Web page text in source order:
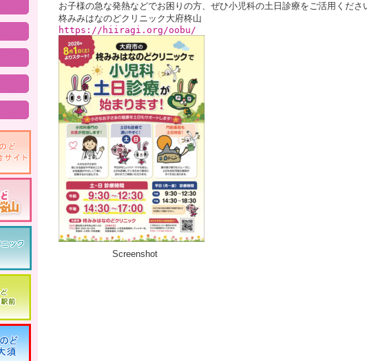
お子様の急な発熱などでお困りの方、ぜひ小児科の土日診療をご活用くださ
https://hiiragi.org/oobu/
Screenshot